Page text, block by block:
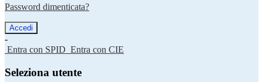
Password dimenticata?
-
Entra con SPID Entra con CIE
Seleziona utente